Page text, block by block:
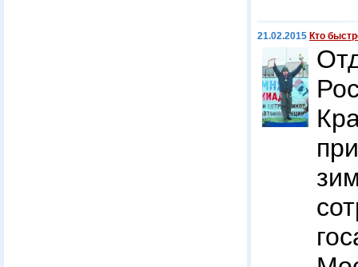
21.02.2015 Кто